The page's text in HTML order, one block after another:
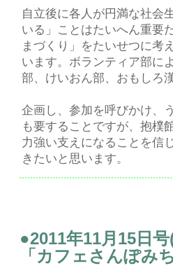
自立後に各人が円満な社会
いる」ことはたいへん重要
まづくり」をたいせつに考
います。ボランティア部に
部、けいおん部、おもしろ
企画し、参加を呼びかけ、
も要することですが、抱樸
力強い支えになることを信
きたいと思います。
●2011年11月15日号
「カフェさんぽみ